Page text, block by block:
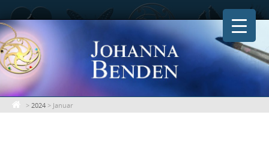
Skip
to
content
> 2024 > Januar